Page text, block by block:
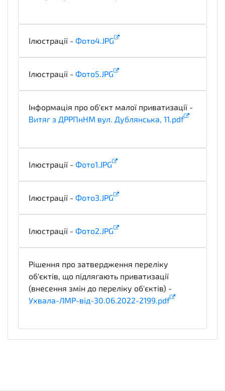
Ілюстрації - Фото4.JPG
Ілюстрації - Фото5.JPG
Інформація про об'єкт малої приватизації -
Витяг з ДРРПнНМ вул. Дублянська, 11.pdf
Ілюстрації - Фото1.JPG
Ілюстрації - Фото3.JPG
Ілюстрації - Фото2.JPG
Рішення про затвердження переліку
об'єктів, що підлягають приватизації
(внесення змін до переліку об'єктів) -
Ухвала-ЛМР-від-30.06.2022-2199.pdf